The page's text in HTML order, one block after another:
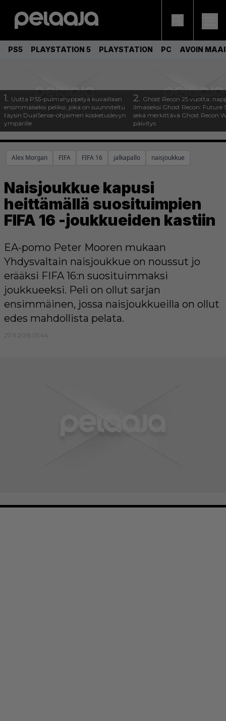
PS5 PLAYSTATION 5 PLAYSTATION PC AVOIN
1. Uutta PS5-pulmahyppelyä kuvaillaan
ensimmäiseksi peliksi, joka on suunniteltu
täysin DualSense-ohjaimen kosketuslevyn
ympärille
2. Ghost Recon 25 vuotta:
ilmaiseksi Ghost Recon: Future
sekä merkittävä Ghost Recon
päivitys
Alex Morgan FIFA FIFA 16 jalkapallo naisjoukkue
Naisjoukkue kapusi
heittämällä suosituimpien
FIFA 16 -joukkueiden kastiin
EA-pomo Peter Mooren mukaan
Yhdysvaltain naisjoukkue on noussut jo
erääksi FIFA 16:n suosituimmaksi
joukkueeksi. Peli on ollut sarjan
ensimmäinen, jossa naisjoukkueilla on ollut
edes mahdollista pelata.
27.11.2015 01:44